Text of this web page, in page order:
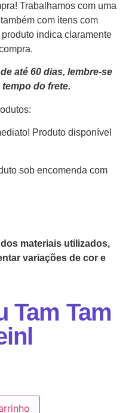
Trabalhamos com uma
com itens com
indica claramente
até 60 dias, lembre-se
do frete.
Produto disponível
sob encomenda com
materiais utilizados,
variações de cor e
Tam Tam